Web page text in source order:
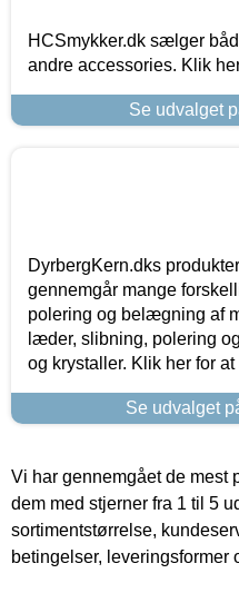
HCSmykker.dk sælger
andre accessories. Klik
Se udvalget
DyrbergKern.dks
gennemgår mange
polering og belægning af
læder, slibning, polering
og krystaller. Klik her for
Se udvalget
Vi har gennemgået de
dem med stjerner fra 1 til 5
sortimentstørrelse,
betingelser, leveringsformer